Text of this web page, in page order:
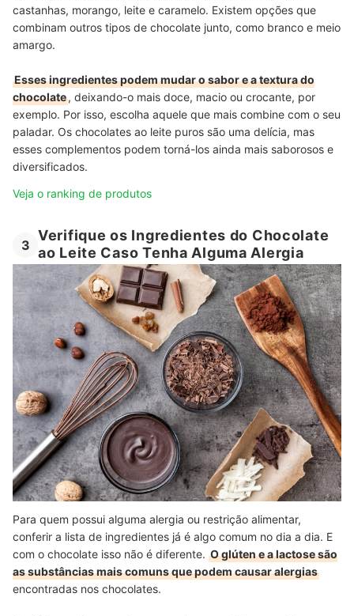
castanhas, morango, leite e caramelo. Existem opções que
combinam outros tipos de chocolate junto, como branco e meio
amargo.
Esses ingredientes podem mudar o sabor e a textura do
chocolate, deixando-o mais doce, macio ou crocante, por
exemplo. Por isso, escolha aquele que mais combine com o seu
paladar. Os chocolates ao leite puros são uma delícia, mas
esses complementos podem torná-los ainda mais saborosos e
diversificados.
Veja o ranking de produtos
3
Verifique os Ingredientes do Chocolate
ao Leite Caso Tenha Alguma Alergia
Para quem possui alguma alergia ou restrição alimentar,
conferir a lista de ingredientes já é algo comum no dia a dia. E
com o chocolate isso não é diferente. O glúten e a lactose são
as substâncias mais comuns que podem causar alergias
encontradas nos chocolates.